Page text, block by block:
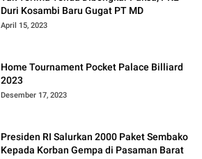
Duri Kosambi Baru Gugat PT MD
April 15, 2023
Home Tournament Pocket Palace Billiard
2023
Desember 17, 2023
Presiden RI Salurkan 2000 Paket Sembako
Kepada Korban Gempa di Pasaman Barat